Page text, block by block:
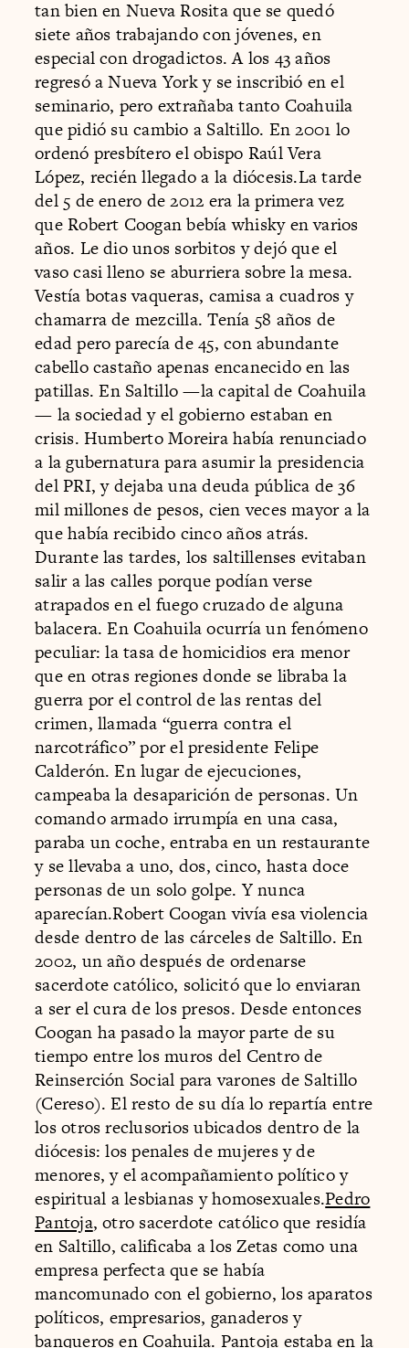
tan bien en Nueva Rosita que se quedó
siete años trabajando con jóvenes, en
especial con drogadictos. A los 43 años
regresó a Nueva York y se inscribió en el
seminario, pero extrañaba tanto Coahuila
que pidió su cambio a Saltillo. En 2001 lo
ordenó presbítero el obispo Raúl Vera
López, recién llegado a la diócesis.La tarde
del 5 de enero de 2012 era la primera vez
que Robert Coogan bebía whisky en varios
años. Le dio unos sorbitos y dejó que el
vaso casi lleno se aburriera sobre la mesa.
Vestía botas vaqueras, camisa a cuadros y
chamarra de mezcilla. Tenía 58 años de
edad pero parecía de 45, con abundante
cabello castaño apenas encanecido en las
patillas. En Saltillo —la capital de Coahuila
— la sociedad y el gobierno estaban en
crisis. Humberto Moreira había renunciado
a la gubernatura para asumir la presidencia
del PRI, y dejaba una deuda pública de 36
mil millones de pesos, cien veces mayor a la
que había recibido cinco años atrás.
Durante las tardes, los saltillenses evitaban
salir a las calles porque podían verse
atrapados en el fuego cruzado de alguna
balacera. En Coahuila ocurría un fenómeno
peculiar: la tasa de homicidios era menor
que en otras regiones donde se libraba la
guerra por el control de las rentas del
crimen, llamada “guerra contra el
narcotráfico” por el presidente Felipe
Calderón. En lugar de ejecuciones,
campeaba la desaparición de personas. Un
comando armado irrumpía en una casa,
paraba un coche, entraba en un restaurante
y se llevaba a uno, dos, cinco, hasta doce
personas de un solo golpe. Y nunca
aparecían.Robert Coogan vivía esa violencia
desde dentro de las cárceles de Saltillo. En
2002, un año después de ordenarse
sacerdote católico, solicitó que lo enviaran
a ser el cura de los presos. Desde entonces
Coogan ha pasado la mayor parte de su
tiempo entre los muros del Centro de
Reinserción Social para varones de Saltillo
(Cereso). El resto de su día lo repartía entre
los otros reclusorios ubicados dentro de la
diócesis: los penales de mujeres y de
menores, y el acompañamiento político y
espiritual a lesbianas y homosexuales.Pedro
Pantoja, otro sacerdote católico que residía
en Saltillo, calificaba a los Zetas como una
empresa perfecta que se había
mancomunado con el gobierno, los aparatos
políticos, empresarios, ganaderos y
banqueros en Coahuila. Pantoja estaba en la